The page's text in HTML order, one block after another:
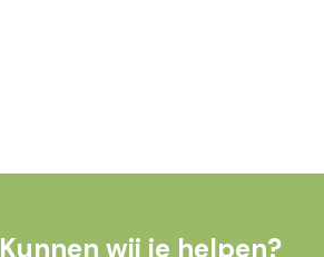
Kunnen wij je helpen?